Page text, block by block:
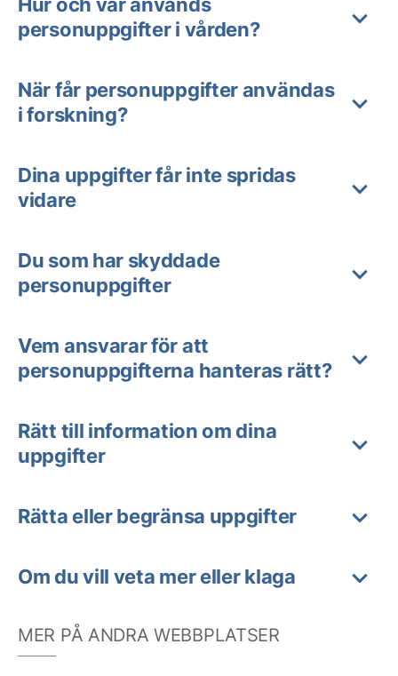
personuppgifter i vården?
När får personuppgifter användas
i forskning?
Dina uppgifter får inte spridas
vidare
Du som har skyddade
personuppgifter
Vem ansvarar för att
personuppgifterna hanteras rätt?
Rätt till information om dina
uppgifter
Rätta eller begränsa uppgifter
Om du vill veta mer eller klaga
MER PÅ ANDRA WEBBPLATSER